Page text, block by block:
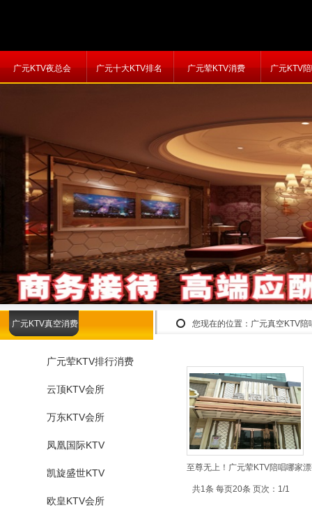
广元KTV夜总会 广元十大KTV排名 广元荤KTV消费 广元KTV
您现在的位置： 广元真空KTV陪
广元KTV真空消费
广元荤KTV排行消费
云顶KTV会所
万东KTV会所
凤凰国际KTV
凯旋盛世KTV
欧皇KTV会所
至尊无上！广元荤KTV陪唱哪家
共1条 每页20条 页次：1/1